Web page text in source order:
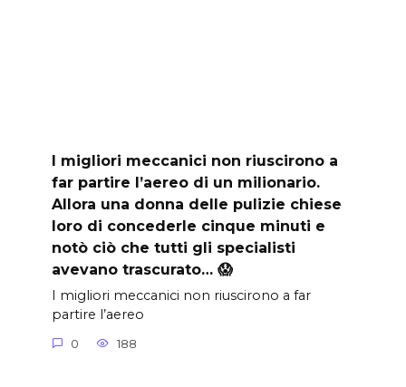
I migliori meccanici non riuscirono a
far partire l’aereo di un milionario.
Allora una donna delle pulizie chiese
loro di concederle cinque minuti e
notò ciò che tutti gli specialisti
avevano trascurato… 😱
I migliori meccanici non riuscirono a far
partire l’aereo
0 188